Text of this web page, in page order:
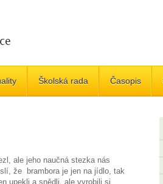
Školská rada Časopis
ale jeho naučná stezka nás
že brambora je jen na jídlo, tak
upekli a snědli, ale vyrobili si